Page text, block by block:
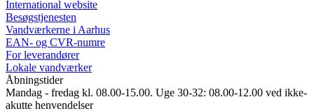
International website
Besøgstjenesten
Vandværkerne i Aarhus
EAN- og CVR-numre
For leverandører
Lokale vandværker
Åbningstider
Mandag - fredag kl. 08.00-15.00. Uge 30-32: 08.00-12.00 ved ikke-
akutte henvendelser